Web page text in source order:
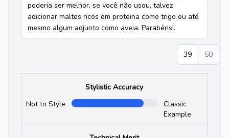
poderia ser melhor, se você não usou, talvez
adicionar maltes ricos em proteina como trigo ou até
mesmo algum adjunto como aveia. Parabéns!.
39 50
Stylistic Accuracy
Not to Style
Classic
Example